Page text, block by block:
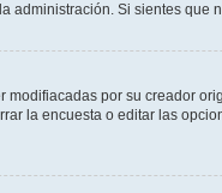
administración. Si sientes
por su creador
la encuesta o editar las